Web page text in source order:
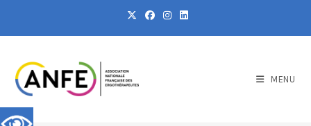
MENU